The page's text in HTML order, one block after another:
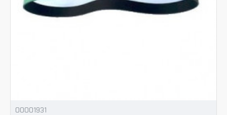
00001931